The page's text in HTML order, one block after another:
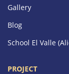
Gallery
Blog
School El Valle
PROJECT